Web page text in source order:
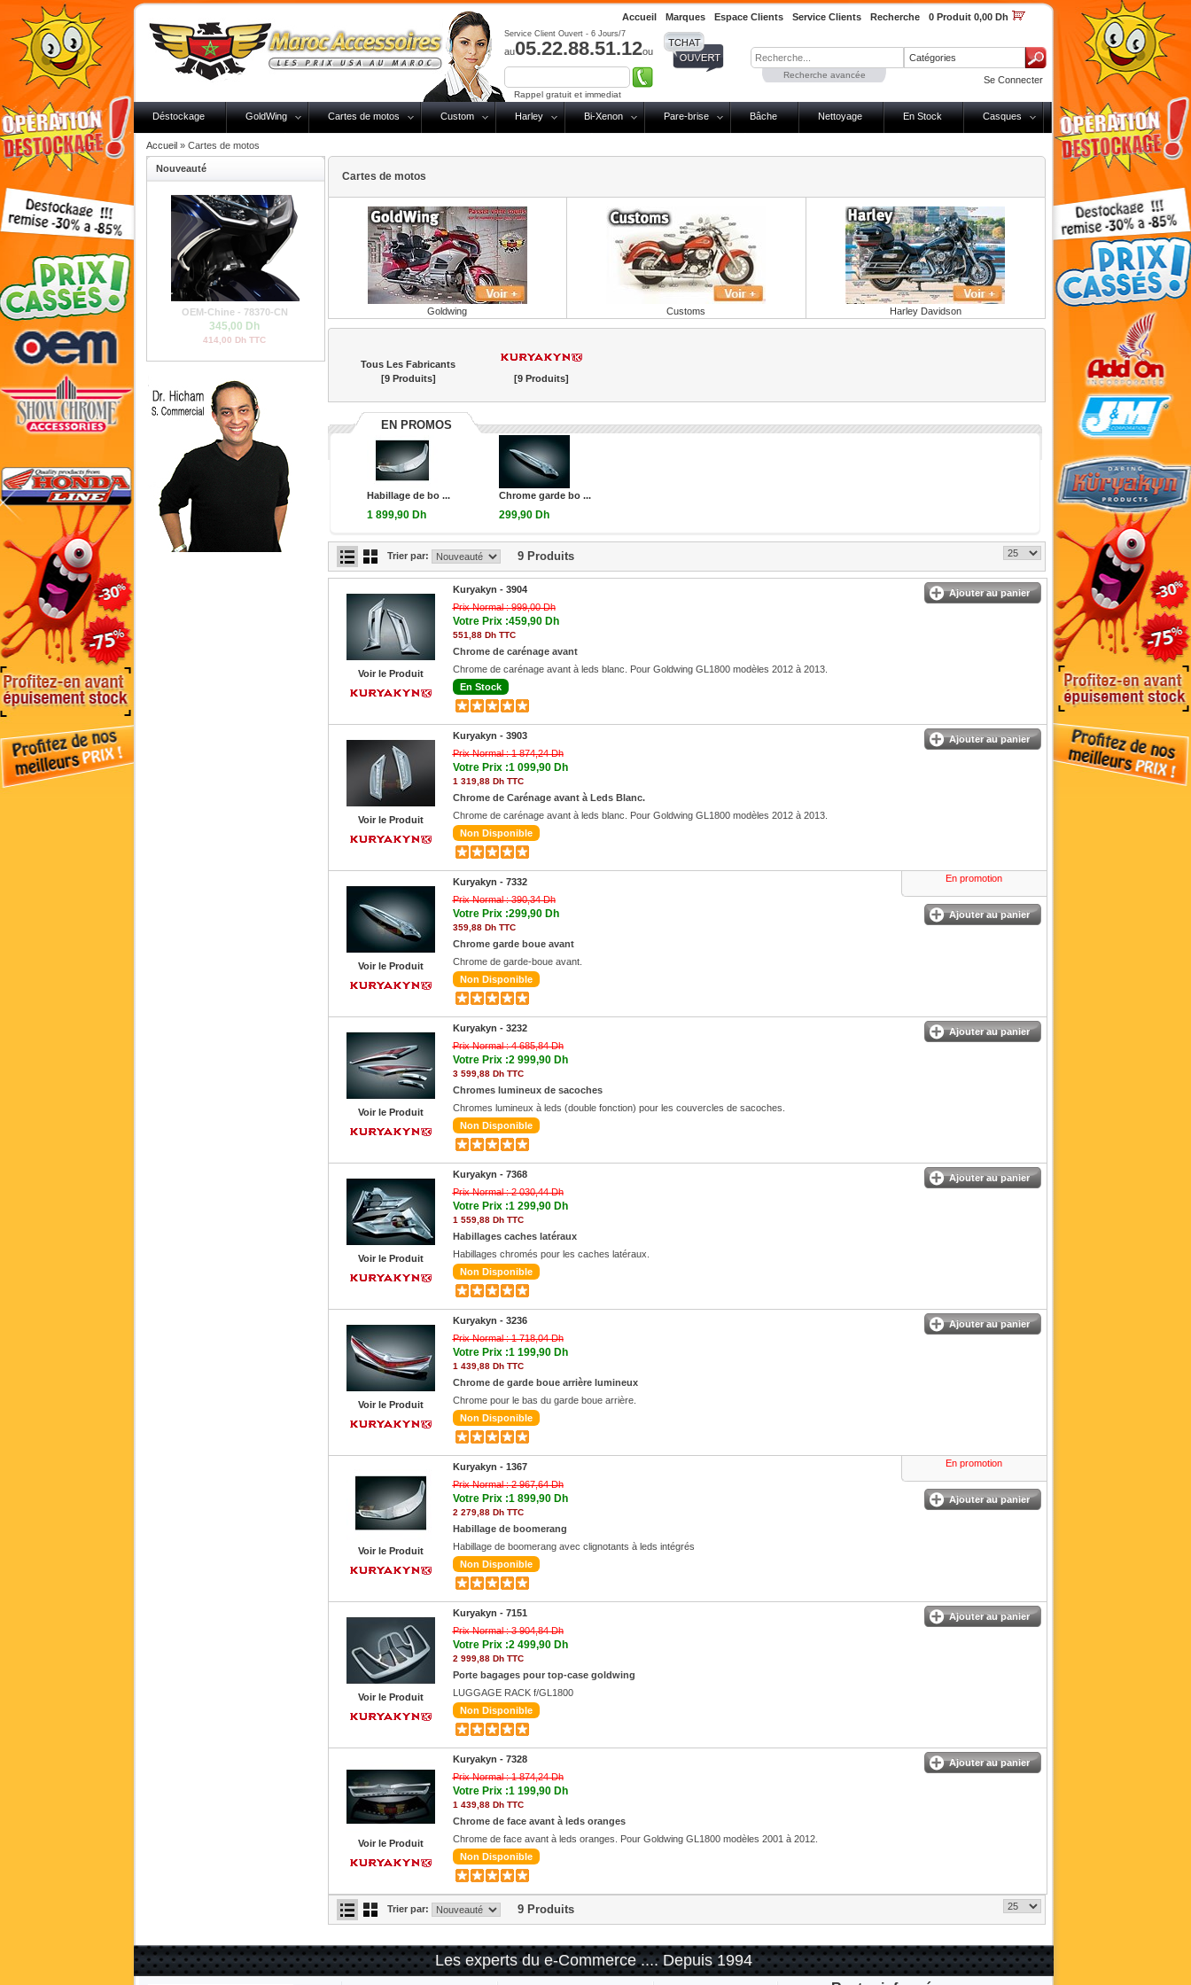
Accueil Marques Espace Clients Service Clients Recherche 0 Produit 0,00 Dh
Catégories
Recherche avancée
Service Client Ouvert - 6 Jours/7
au05.22.88.51.12ou
Rappel gratuit et immediat
Se Connecter
Déstockage GoldWing Cartes de motos Custom Harley Bi-Xenon Pare-brise Bâche Nettoyage En Stock Casques
Accueil» Cartes de motos
Nouveauté
OEM-Chine - 78370-CN
345,00 Dh
414,00 Dh TTC
Cartes de motos
Goldwing Customs Harley Davidson
Tous Les Fabricants
[9 Produits]
[9 Produits]
EN PROMOS
Habillage de bo ...
1 899,90 Dh
Chrome garde bo ...
299,90 Dh
Trier par: 9 Produits
Voir le Produit
Kuryakyn - 3904
Prix Normal :999,00 Dh
Votre Prix :459,90 Dh
551,88 Dh TTC
Ajouter au panier
Chrome de carénage avant
Chrome de carénage avant à leds blanc. Pour Goldwing GL1800 modèles 2012 à 2013.
En Stock
Voir le Produit
Kuryakyn - 3903
Prix Normal :1 874,24 Dh
Votre Prix :1 099,90 Dh
1 319,88 Dh TTC
Ajouter au panier
Chrome de Carénage avant à Leds Blanc.
Chrome de carénage avant à leds blanc. Pour Goldwing GL1800 modèles 2012 à 2013.
Non Disponible
Voir le Produit
Kuryakyn - 7332
Prix Normal :390,34 Dh
Votre Prix :299,90 Dh
359,88 Dh TTC
En promotion
Ajouter au panier
Chrome garde boue avant
Chrome de garde-boue avant.
Non Disponible
Voir le Produit
Kuryakyn - 3232
Prix Normal :4 685,84 Dh
Votre Prix :2 999,90 Dh
3 599,88 Dh TTC
Ajouter au panier
Chromes lumineux de sacoches
Chromes lumineux à leds (double fonction) pour les couvercles de sacoches.
Non Disponible
Voir le Produit
Kuryakyn - 7368
Prix Normal :2 030,44 Dh
Votre Prix :1 299,90 Dh
1 559,88 Dh TTC
Ajouter au panier
Habillages caches latéraux
Habillages chromés pour les caches latéraux.
Non Disponible
Voir le Produit
Kuryakyn - 3236
Prix Normal :1 718,04 Dh
Votre Prix :1 199,90 Dh
1 439,88 Dh TTC
Ajouter au panier
Chrome de garde boue arrière lumineux
Chrome pour le bas du garde boue arrière.
Non Disponible
Voir le Produit
Kuryakyn - 1367
Prix Normal :2 967,64 Dh
Votre Prix :1 899,90 Dh
2 279,88 Dh TTC
En promotion
Ajouter au panier
Habillage de boomerang
Habillage de boomerang avec clignotants à leds intégrés
Non Disponible
Voir le Produit
Kuryakyn - 7151
Prix Normal :3 904,84 Dh
Votre Prix :2 499,90 Dh
2 999,88 Dh TTC
Ajouter au panier
Porte bagages pour top-case goldwing
LUGGAGE RACK f/GL1800
Non Disponible
Voir le Produit
Kuryakyn - 7328
Prix Normal :1 874,24 Dh
Votre Prix :1 199,90 Dh
1 439,88 Dh TTC
Ajouter au panier
Chrome de face avant à leds oranges
Chrome de face avant à leds oranges. Pour Goldwing GL1800 modèles 2001 à 2012.
Non Disponible
Trier par: 9 Produits
Les experts du e-Commerce .... Depuis 1994